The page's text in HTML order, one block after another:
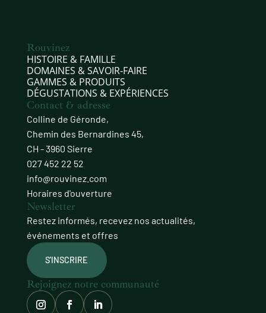
Rouvinez
HISTOIRE & FAMILLE
DOMAINES & SAVOIR‑FAIRE
GAMMES & PRODUITS
DÉGUSTATIONS & EXPÉRIENCES
Contact & adresse
Colline de Géronde,
Chemin des Bernardines 45,
CH - 3960 Sierre
027 452 22 52
info@rouvinez.com
Horaires d'ouverture
Newsletter
Restez informés, recevez nos actualités,
événements et offres
S'INSCRIRE
Rejoignez notre communauté